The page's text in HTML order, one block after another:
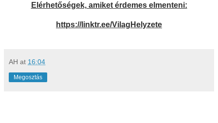
Elérhetőségek, amiket érdemes elmenteni:
https://linktr.ee/VilagHelyzete
AH at 16:04
Megosztás